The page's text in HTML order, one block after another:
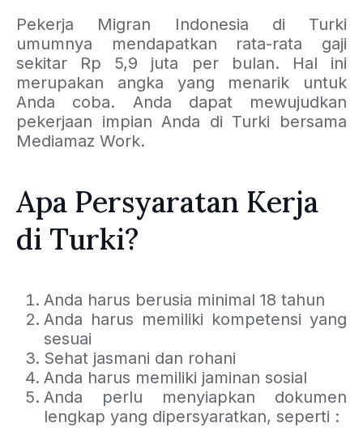
Pekerja Migran Indonesia di Turki
umumnya mendapatkan rata-rata gaji
sekitar Rp 5,9 juta per bulan. Hal ini
merupakan angka yang menarik untuk
Anda coba. Anda dapat mewujudkan
pekerjaan impian Anda di Turki bersama
Mediamaz Work.
Apa Persyaratan Kerja
di Turki?
Anda harus berusia minimal 18 tahun
Anda harus memiliki kompetensi yang
sesuai
Sehat jasmani dan rohani
Anda harus memiliki jaminan sosial
Anda perlu menyiapkan dokumen
lengkap yang dipersyaratkan, seperti :